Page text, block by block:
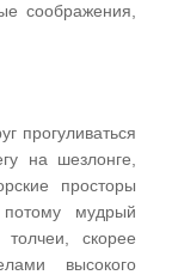
соображения,
прогуливаться
на шезлонге,
просторы
мудрый
скорее
высокого